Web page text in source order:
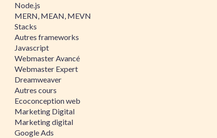
Node.js
MERN, MEAN, MEVN
Stacks
Autres frameworks
Javascript
Webmaster Avancé
Webmaster Expert
Dreamweaver
Autres cours
Ecoconception web
Marketing Digital
Marketing digital
Google Ads